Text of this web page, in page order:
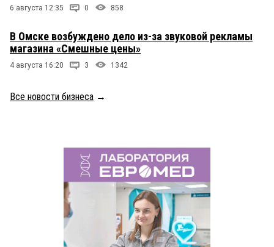
6 августа 12:35 0 858
В Омске возбуждено дело из-за звуковой рекламы
магазина «Смешные цены»
4 августа 16:20 3 1342
Все новости бизнеса →